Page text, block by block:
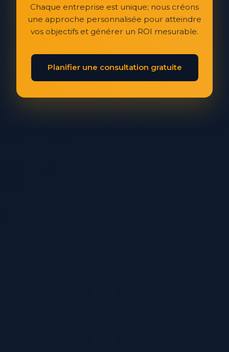
Chaque entreprise est unique; nous créons
une approche personnalisée pour atteindre
vos objectifs et générer un ROI mesurable.
Planifier une consultation gratuite